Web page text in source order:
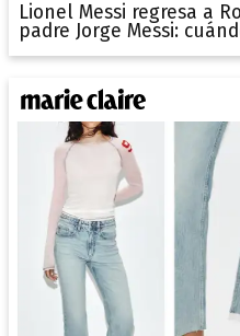
Lionel Messi regresa a
padre Jorge Messi: